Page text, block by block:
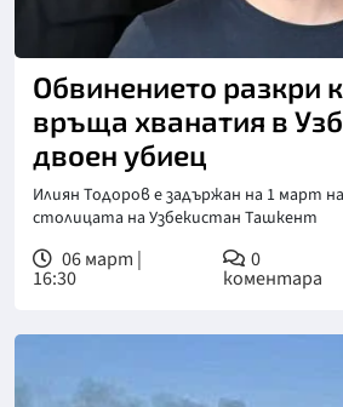
Обвинението разкри
връща хванатия в
двоен убиец
Илиян Тодоров е задържан на 1 март
столицата на Узбекистан Ташкент
06 март |
16:30
0
коментара